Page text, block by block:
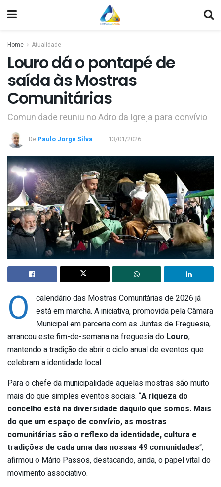
Home Atualidade
Louro dá o pontapé de
saída às Mostras
Comunitárias
Comunidade reuniu no Adro da Igreja para convívio
De Paulo Jorge Silva 13/01/2026
O
calendário das Mostras Comunitárias de 2026 já
está em marcha. A iniciativa, promovida pela Câmara
Municipal em parceria com as Juntas de Freguesia,
arrancou este fim-de-semana na freguesia do Louro,
mantendo a tradição de abrir o ciclo anual de eventos que
celebram a identidade local.
Para o chefe da municipalidade aquelas mostras são muito
mais do que simples eventos sociais. “A riqueza do
concelho está na diversidade daquilo que somos. Mais
do que um espaço de convívio, as mostras
comunitárias são o reflexo da identidade, cultura e
tradições de cada uma das nossas 49 comunidades“,
afirmou o Mário Passos, destacando, ainda, o papel vital do
movimento associativo.